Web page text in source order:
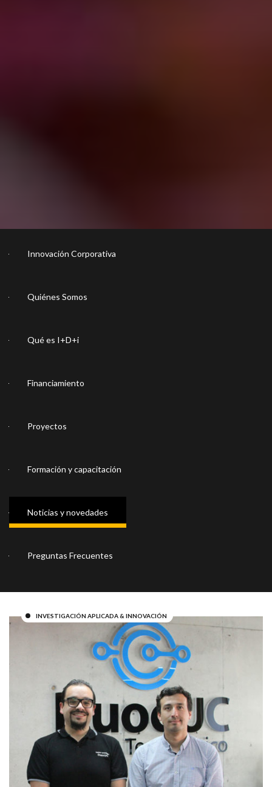
Innovación Corporativa
Quiénes Somos
Qué es I+D+i
Financiamiento
Proyectos
Formación y capacitación
Noticias y novedades
Preguntas Frecuentes
INVESTIGACIÓN APLICADA & INNOVACIÓN